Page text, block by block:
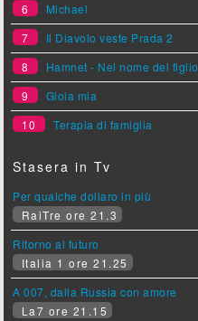
6
Michael
7
Il Diavolo veste Prada 2
8
Hamnet - Nel nome del figlio
9
Gioia mia
10
Terapia di famiglia
Stasera in Tv
Per qualche dollaro in più
RaiTre ore 21.3
Ritorno al futuro
Italia 1 ore 21.25
A 007, dalla Russia con amore
La7 ore 21.15